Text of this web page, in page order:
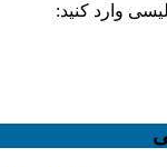
وارد کنید: